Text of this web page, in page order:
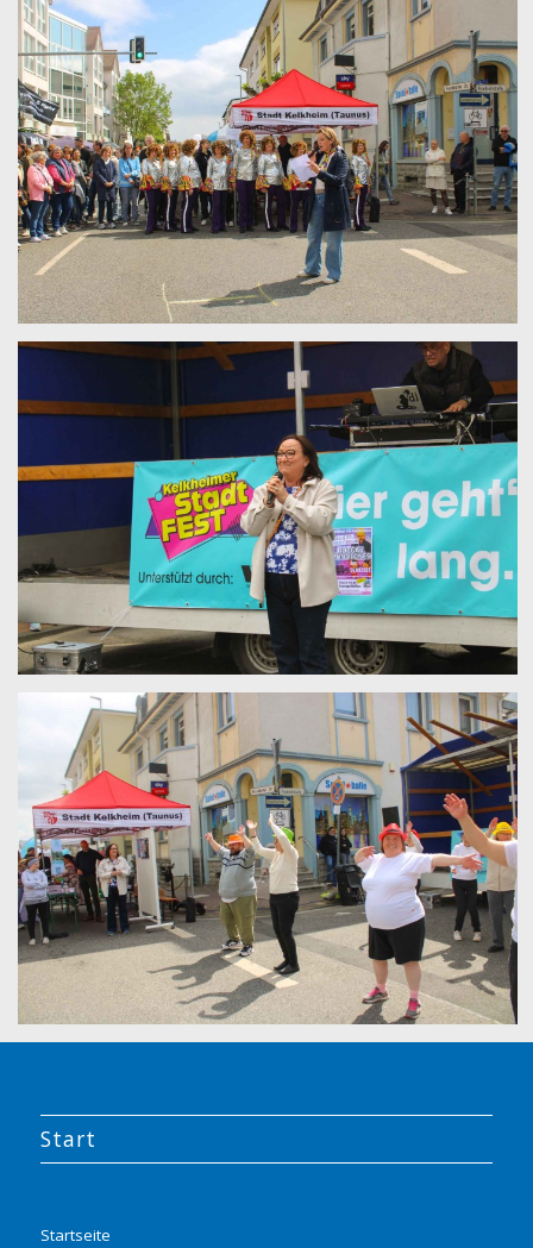
Start
Startseite